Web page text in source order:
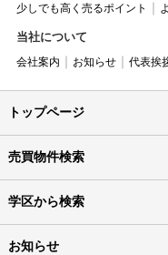
少しでも高く売るポイント
当社について
会社案内 お知らせ 代表挨
トップページ
売買物件検索
学区から検索
お知らせ